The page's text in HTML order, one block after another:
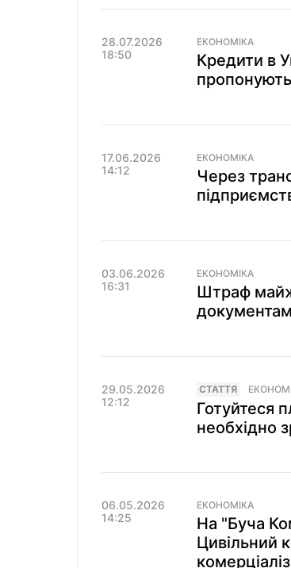
28.07.2026
18:50
ЕКОНОМІКА
Кредити в
17.06.2026
14:12
ЕКОНОМІКА
Через
03.06.2026
16:31
ЕКОНОМІКА
Штраф
29.05.2026
12:12
СТАТТЯ
Готуйтеся
необхідно
06.05.2026
14:25
ЕКОНОМІКА
На "Буча
Цивільний